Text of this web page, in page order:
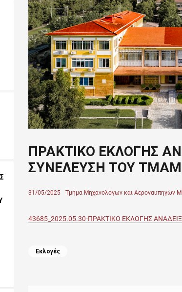
ΠΡΑΚΤΙΚΟ ΕΚΛΟΓΗΣ
ΣΥΝΕΛΕΥΣΗ ΤΟΥ ΤΜΑΜ
Posted
31/05/2025 Author
Τμήμα Μηχανολόγων και Αεροναυπηγών
43685_2025.05.30-ΠΡΑΚΤΙΚΟ ΕΚΛΟΓΗΣ
Categories
Εκλογές